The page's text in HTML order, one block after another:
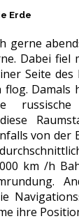
Erde
gerne
Dabei fiel
Seite
Damals
russische
von der
km /h
ihre